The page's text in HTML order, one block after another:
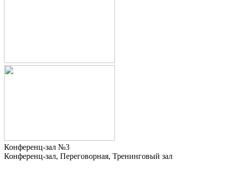
Конференц-зал №3
Конференц-зал, Переговорная, Тренинговый зал